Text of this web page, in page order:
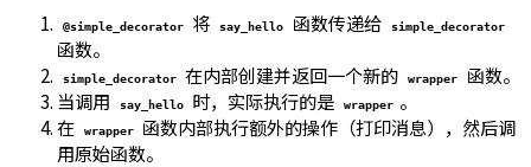
@simple_decorator 将 say_hello 函数传递给 simple_decorator
函数。
simple_decorator 在内部创建并返回一个新的 wrapper
函数。
当调用
say_hello 时，实际执行的是 wrapper 。
在
wrapper
函数内部执行额外的操作（打印消息），然后调
用原始函数。